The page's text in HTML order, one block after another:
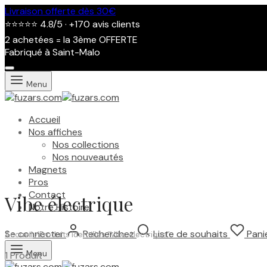
Livraison offerte dès 30€
⭐⭐⭐⭐⭐ 4.8/5 · +170 avis clients
2 achetées = la 3ème OFFERTE
Fabriqué à Saint-Malo
Menu
Accueil
Nos affiches
Nos collections
Nos nouveautés
Magnets
Pros
Contact
Notre Histoire
Se connecter Recherchez Liste de souhaits
Menu
Vibe électrique
Accueil/Produits identifiés “Vibe électrique”
1 Produit